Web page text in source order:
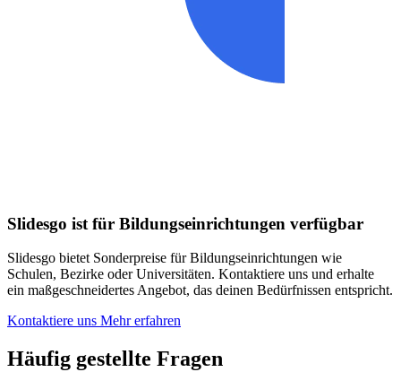
Slidesgo ist für Bildungseinrichtungen verfügbar
Slidesgo bietet Sonderpreise für Bildungseinrichtungen wie
Schulen, Bezirke oder Universitäten. Kontaktiere uns und erhalte
ein maßgeschneidertes Angebot, das deinen Bedürfnissen entspricht.
Kontaktiere uns Mehr erfahren
Häufig gestellte Fragen